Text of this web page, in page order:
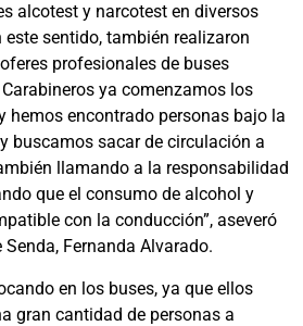
alcotest y narcotest en diversos
este sentido, también realizaron
profesionales de buses
ya comenzamos los
hemos encontrado personas bajo la
buscamos sacar de circulación a
llamando a la responsabilidad
que el consumo de alcohol y
con la conducción”, aseveró
Fernanda Alvarado.
en los buses, ya que ellos
gran cantidad de personas a